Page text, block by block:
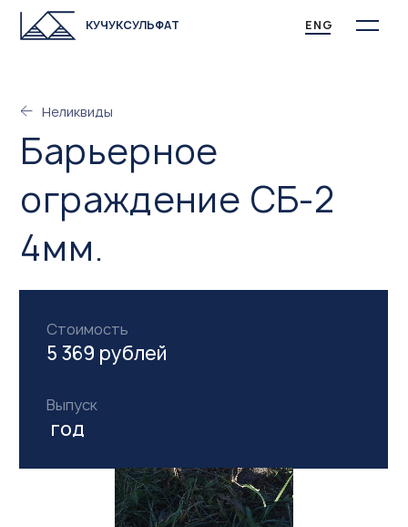
КУЧУКСУЛЬФАТ ENG
Неликвиды
Барьерное
ограждение СБ-2
4мм.
Стоимость
5 369 рублей
Выпуск
год